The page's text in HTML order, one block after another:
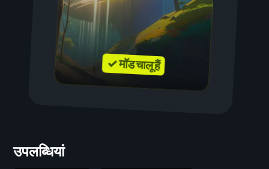
✓ मॉड चालू हैं
उपलब्धियां